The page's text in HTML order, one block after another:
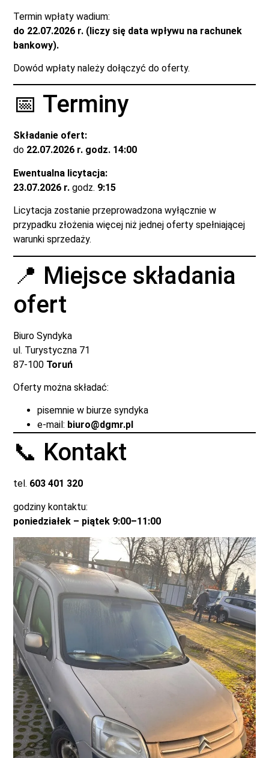
Termin wpłaty wadium:
do 22.07.2026 r. (liczy się data wpływu na rachunek
bankowy).
Dowód wpłaty należy dołączyć do oferty.
📅 Terminy
Składanie ofert:
do 22.07.2026 r. godz. 14:00
Ewentualna licytacja:
23.07.2026 r. godz. 9:15
Licytacja zostanie przeprowadzona wyłącznie w
przypadku złożenia więcej niż jednej oferty spełniającej
warunki sprzedaży.
📍 Miejsce składania
ofert
Biuro Syndyka
ul. Turystyczna 71
87-100 Toruń
Oferty można składać:
pisemnie w biurze syndyka
e-mail: biuro@dgmr.pl
📞 Kontakt
tel. 603 401 320
godziny kontaktu:
poniedziałek – piątek 9:00–11:00